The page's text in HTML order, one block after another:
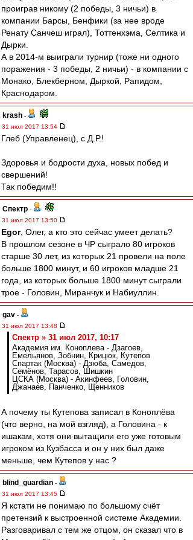
проиграв никому (2 победы, 3 ничьи) в
компании Барсы, Бенфики (за нее вроде
Ренату Санчеш играл), Тоттенхэма, Селтика и
Дырки.
А в 2014-м выиграли турнир (тоже ни одного
поражения - 3 победы, 2 ничьи) - в компании с
Монако, Блекберном, Дыркой, Рапидом,
Краснодаром.
krash -
31 июл 2017 13:54
Глеб (Управленец), с Д.Р.!
Здоровья и бодрости духа, новых побед и
свершений!
Так победим!!
Спектр -
31 июл 2017 13:50
Egor, Олег, а кто это сейчас умеет делать?
В прошлом сезоне в ЧР сыграло 80 игроков
старше 30 лет, из которых 21 провели на поле
больше 1800 минут, и 60 игроков младше 21
года, из которых больше 1800 минут сыграли
трое - Головин, Миранчук и Набиуллин.
gav -
31 июл 2017 13:48
Спектр » 31 июл 2017, 10:17
Академия им. Коноплева - Дзагоев,
Емельянов, Зобнин, Крицюк, Кутепов
Спартак (Москва) - Дзюба, Самедов,
Семёнов, Тарасов, Шишкин
ЦСКА (Москва) - Акинфеев, Головин,
Джанаев, Панченко, Щенников
А почему ты Кутепова записал в Коноплёва
(что верно, на мой взгляд), а Головина - к
ишакам, хотя они вытащили его уже готовым
игроком из Кузбасса и он у них был даже
меньше, чем Кутепов у нас ?
blind_guardian -
31 июл 2017 13:45
Я кстати не понимаю по большому счёт
претензий к выстроенной системе Академии.
Разговаривал с тем же отцом, он сказал что в